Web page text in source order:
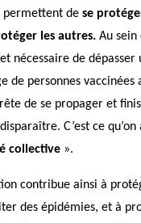
permettent de se
les autres.Au sein
nécessaire de dépasser
de personnes vaccinées
de se propager et
C’est ce
collective».
contribue ainsi à
des épidémies, et à